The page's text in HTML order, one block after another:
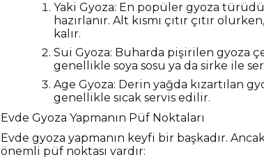
Yaki Gyoza: En popüler gyoza
hazırlanır. Alt kısmı çıtır çıtır
kalır.
Sui Gyoza: Buharda pişirilen gyoza
genellikle soya sosu ya da sirke ile
Age Gyoza: Derin yağda kızartılan
genellikle sıcak servis edilir.
Evde Gyoza Yapmanın Püf Noktaları
Evde gyoza yapmanın keyfi bir başkadır.
önemli püf noktası vardır: